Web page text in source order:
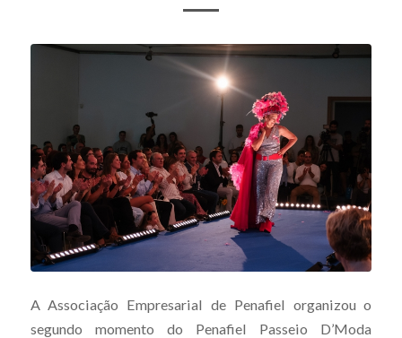
A Associação Empresarial de Penafiel organizou o
segundo momento do Penafiel Passeio D’Moda